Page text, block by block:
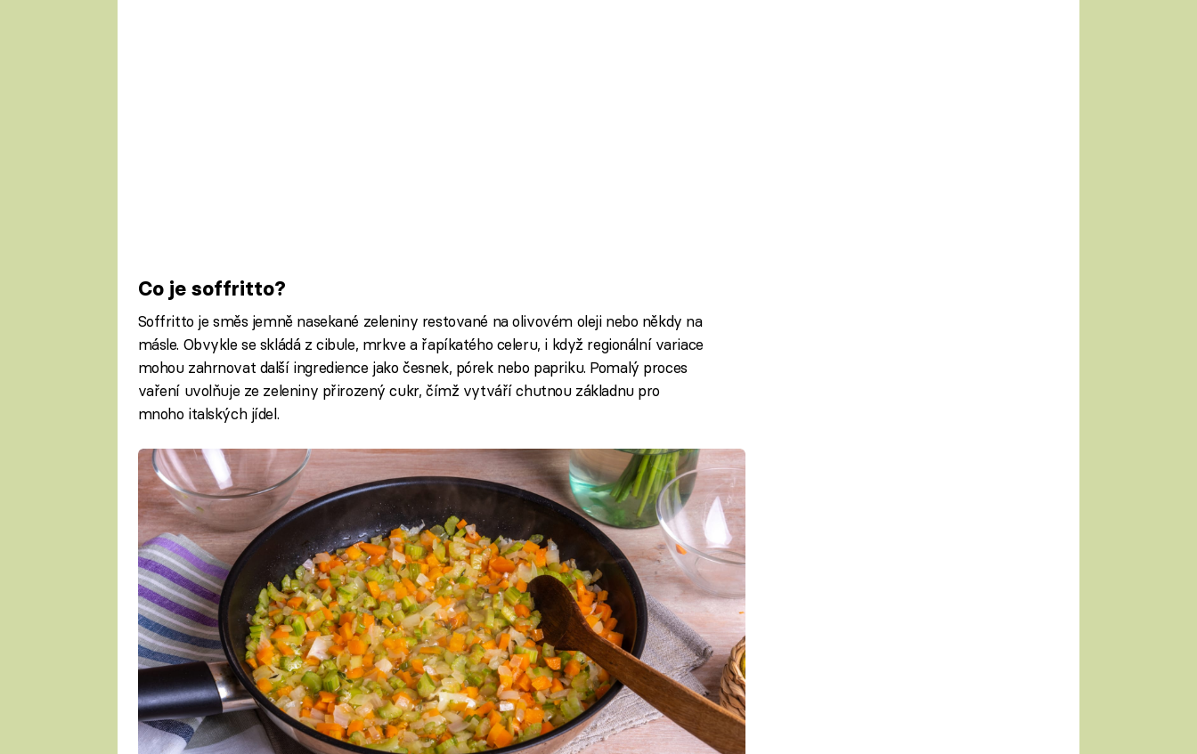
Co je soffritto?
Soffritto je směs jemně nasekané zeleniny restované na olivovém oleji nebo někdy na
másle. Obvykle se skládá z cibule, mrkve a řapíkatého celeru, i když regionální variace
mohou zahrnovat další ingredience jako česnek, pórek nebo papriku. Pomalý proces
vaření uvolňuje ze zeleniny přirozený cukr, čímž vytváří chutnou základnu pro
mnoho italských jídel.